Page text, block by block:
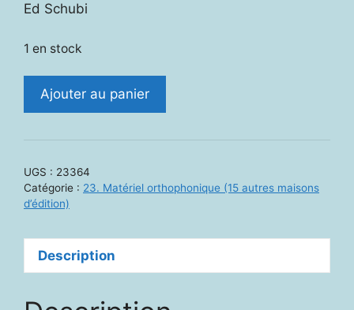
Ed Schubi
1 en stock
quantité
combinado
Ajouter au panier
UGS : 23364
Catégorie : 23. Matériel orthophonique (15 autres maisons
d’édition)
Description